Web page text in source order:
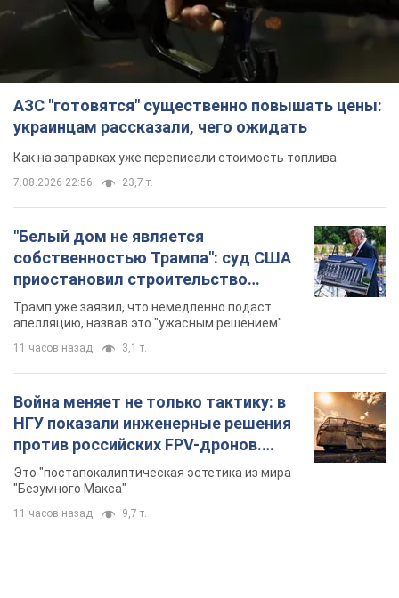
АЗС "готовятся" существенно повышать цены:
украинцам рассказали, чего ожидать
Как на заправках уже переписали стоимость топлива
7.08.2026 22:56 23,7 т.
"Белый дом не является
собственностью Трампа": суд США
приостановил строительство
бального зала стоимостью 400 млн
долларов
Трамп уже заявил, что немедленно подаст
апелляцию, назвав это "ужасным решением"
11 часов назад 3,1 т.
Война меняет не только тактику: в
НГУ показали инженерные решения
против российских FPV-дронов.
Фото
Это "постапокалиптическая эстетика из мира
"Безумного Макса"
11 часов назад 9,7 т.